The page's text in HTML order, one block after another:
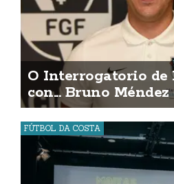
O Interrogatorio de
con... Bruno
FÚTBOL DA COSTA